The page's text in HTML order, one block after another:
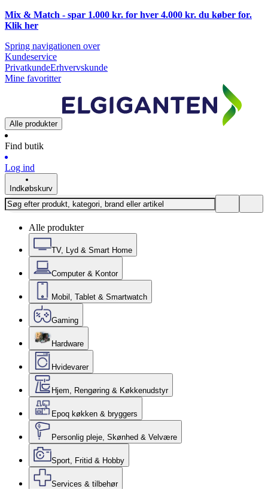
Mix & Match - spar 1.000 kr. for hver 4.000 kr. du køber for.
Klik her
Spring navigationen over
Kundeservice
PrivatkundeErhvervskunde
Mine favoritter
Alle produkter
Find butik
Log ind
Indkøbskurv
Alle produkter
TV, Lyd & Smart Home
Computer & Kontor
Mobil, Tablet & Smartwatch
Gaming
Hardware
Hvidevarer
Hjem, Rengøring & Køkkenudstyr
Epoq køkken & bryggers
Personlig pleje, Skønhed & Velvære
Sport, Fritid & Hobby
Services & tilbehør